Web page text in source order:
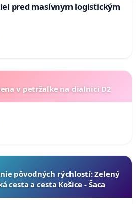
pred masívnym logistickým
v petržalke na dialnici D2
pôvodných rýchlostí: Zelený
cesta a cesta Košice - Šaca